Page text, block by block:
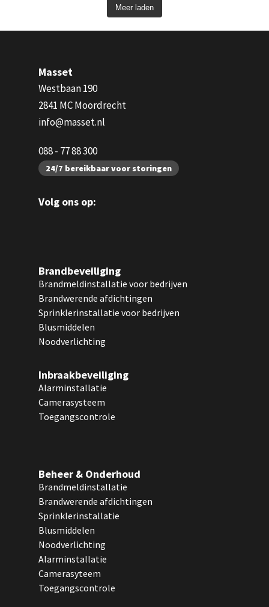
Meer laden
Masset
Westbaan 190
2841 MC Moordrecht
info@masset.nl
088 - 77 88 300
24/7 bereikbaar voor storingen
Volg ons op:
Brandbeveiliging
Brandmeldinstallatie voor bedrijven
Brandwerende afdichtingen
Sprinklerinstallatie voor bedrijven
Blusmiddelen
Noodverlichting
Inbraakbeveiliging
Alarminstallatie
Camerasysteem
Toegangscontrole
Beheer & Onderhoud
Brandmeldinstallatie
Brandwerende afdichtingen
Sprinklerinstallatie
Blusmiddelen
Noodverlichting
Alarminstallatie
Camerasyteem
Toegangscontrole